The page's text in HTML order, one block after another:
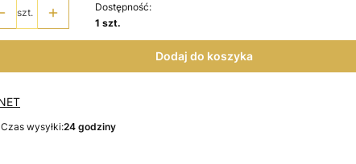
szt.
Dostępność:
1 szt.
Dodaj do koszyka
Czas wysyłki:24 godziny